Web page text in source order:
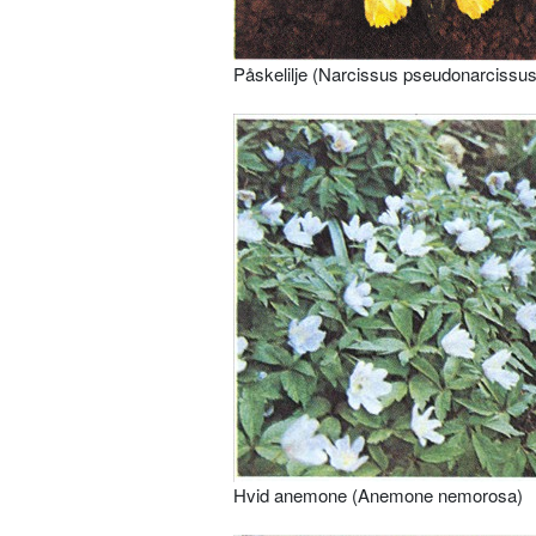
Påskelilje (Narcissus
Hvid anemone (Anemone nemorosa)